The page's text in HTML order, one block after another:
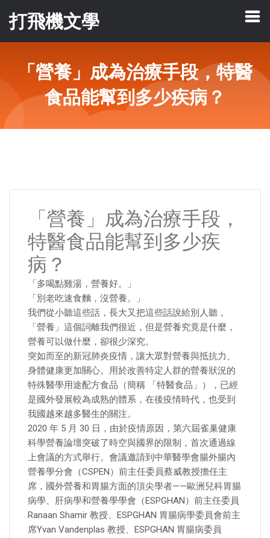
打飛機文學
「營養」成為治療手段，特醫
食品能幫到多少疾病？
「營養」成為治療手段，
特醫食品能幫到多少疾
病？
「多喝點雞湯，營養好。」
「別老吃速食麵，沒營養。」
我們從小聽這些話，長大又把這些話說給別人聽，
「營養」這個詞離我們很近，但是營養究竟是什麼，
營養可以做什麼，卻很少深究。
突如而至的新冠肺炎疫情，讓大眾對營養與抵抗力、
身體健康更加關心。用於改善特定人群的營養狀況的
特殊醫學用途配方食品（簡稱 「特醫食品」），已經
是國外發展較為成熟的體系，在後疫情時代，也受到
我國越來越多醫生的關注。
2020 年 5 月 30 日，由於疫情原因，第六屆雀巢健康
科學營養論壇突破了時空與國界的限制，首次通過線
上會議的方式舉行。會議邀請到中華醫學會腸外腸內
營養學分會（CSPEN）前主任委員蔡威教授擔任主
席，國外營養和胃腸方面的頂尖學者——歐洲兒科胃腸
病學、肝病學和營養學學會（ESPGHAN）前主任委員
Ranaan Shamir 教授、ESPGHAN 胃腸病學委員會前主
席Yvan Vandenplas 教授、ESPGHAN 胃腸病委員